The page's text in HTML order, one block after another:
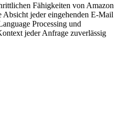
Fähigkeiten von Amazon
jeder eingehenden E-Mail
Processing und
jeder Anfrage zuverlässig